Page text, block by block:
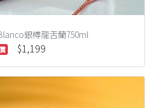
銀樽龍舌蘭750ml
$1,199